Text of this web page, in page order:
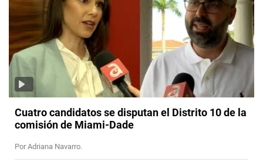
Cuatro candidatos se disputan el Distrito 10 de la
comisión de Miami-Dade
Por Adriana Navarro.